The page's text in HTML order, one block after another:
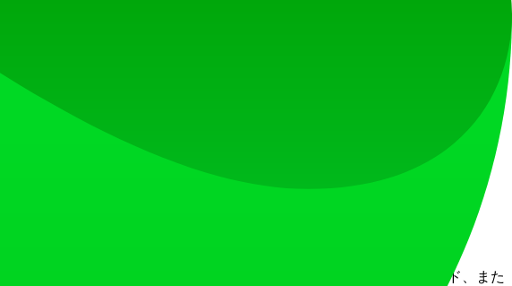
、画像をどのように動かしたいか、または進化させたいかを記
ます。準備ができたら、プレビュー、デバイスへの直接ダウンロード、また